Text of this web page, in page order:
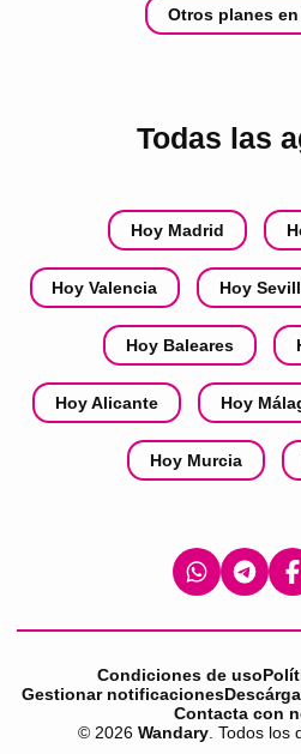
Otros planes
Todas las
Hoy Madrid
Hoy Valencia Hoy
Hoy Baleares
Hoy Alicante Hoy
Hoy Murcia
Condiciones de uso
Gestionar notificaciones
Contacta con
© 2026 Wandary. Todos los